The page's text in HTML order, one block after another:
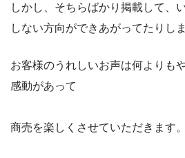
しかし、そちらばかり掲載して、
しない方向ができあがってたりしま
お客様のうれしいお声は何よりも
感動があって
商売を楽しくさせていただきます。